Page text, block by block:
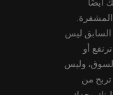
أيضًا
السابق ليس
أو
وليس
من